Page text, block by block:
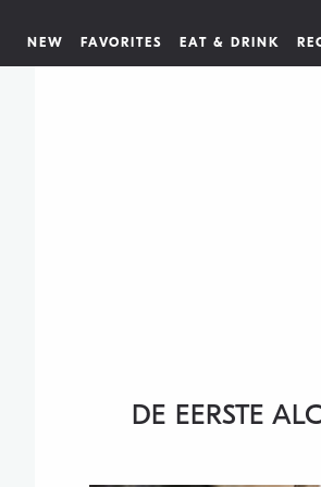
NEW FAVORITES EAT & DRINK
DE EERSTE